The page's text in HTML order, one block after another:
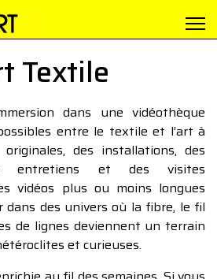
Textile
dans une vidéothèque
entre le textile et l’art à
des installations, des
entretiens et des visites
vidéos plus ou moins longues
dans des univers où la fibre, le fil
de lignes deviennent un terrain
et curieuses.